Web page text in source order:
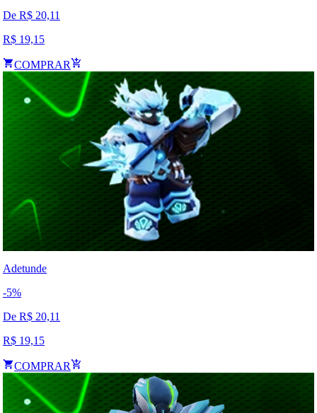
De R$ 20,11
R$ 19,15
COMPRAR
Adetunde
-5%
De R$ 20,11
R$ 19,15
COMPRAR